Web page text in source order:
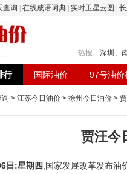
热搜： 深圳 、
行 国际油价 97号油价
查询 在线成语词典 实时卫星云图
询 > 江苏今日油价 > 徐州今日油价 >
贾汪今
日:星期四 ,国家发展改革发布